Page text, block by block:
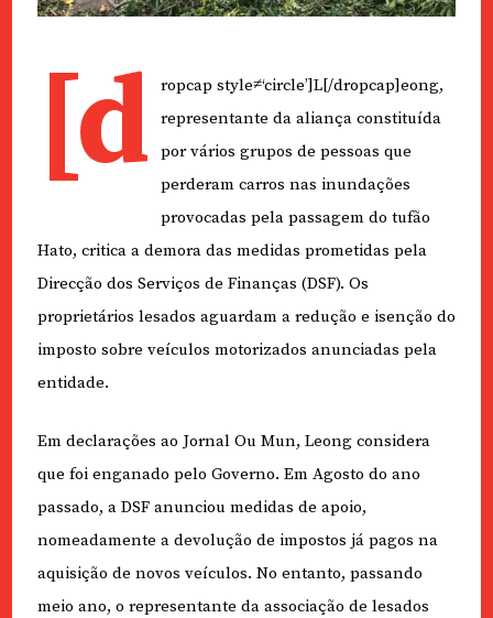
[d
ropcap style≠‘circle’]L[/dropcap]eong,
representante da aliança constituída
por vários grupos de pessoas que
perderam carros nas inundações
provocadas pela passagem do tufão
Hato, critica a demora das medidas prometidas pela
Direcção dos Serviços de Finanças (DSF). Os
proprietários lesados aguardam a redução e isenção do
imposto sobre veículos motorizados anunciadas pela
entidade.
Em declarações ao Jornal Ou Mun, Leong considera
que foi enganado pelo Governo. Em Agosto do ano
passado, a DSF anunciou medidas de apoio,
nomeadamente a devolução de impostos já pagos na
aquisição de novos veículos. No entanto, passando
meio ano, o representante da associação de lesados